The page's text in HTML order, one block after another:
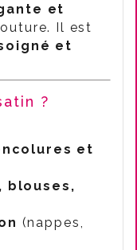
et
Il est
et
?
et
blouses,
(nappes,